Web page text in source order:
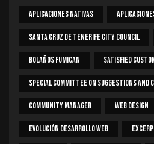
Aplicaciones Nativas
Santa Cruz De Tenerife City Council
Bolaños Fumican Satisfied
Special Committee On Suggestions And
Community Manager Web Design
Evolución Desarrollo Web